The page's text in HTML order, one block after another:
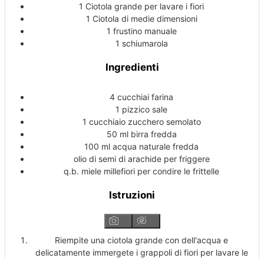
1 Ciotola grande per lavare i fiori
1 Ciotola di medie dimensioni
1 frustino manuale
1 schiumarola
Ingredienti
4 cucchiai farina
1 pizzico sale
1 cucchiaio zucchero semolato
50 ml birra fredda
100 ml acqua naturale fredda
olio di semi di arachide per friggere
q.b. miele millefiori per condire le frittelle
Istruzioni
Riempite una ciotola grande con dell'acqua e
delicatamente immergete i grappoli di fiori per lavare le